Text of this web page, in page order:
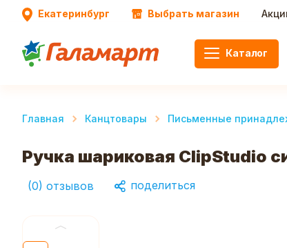
Екатеринбург Выбрать магазин
Каталог
Главная Канцтовары Письменные
Ручка шариковая ClipStudio
(0) отзывов поделиться